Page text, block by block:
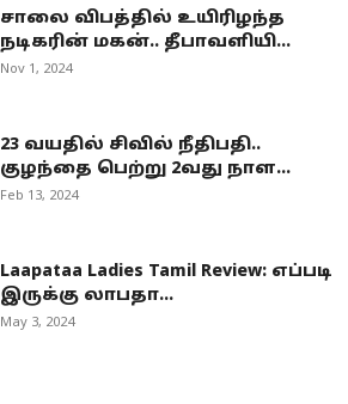
சாலை விபத்தில் உயிரிழந்த
நடிகரின் மகன்.. தீபாவளியி...
Nov 1, 2024
23 வயதில் சிவில் நீதிபதி..
குழந்தை பெற்று 2வது நாள...
Feb 13, 2024
Laapataa Ladies Tamil Review: எப்படி
இருக்கு லாபதா...
May 3, 2024